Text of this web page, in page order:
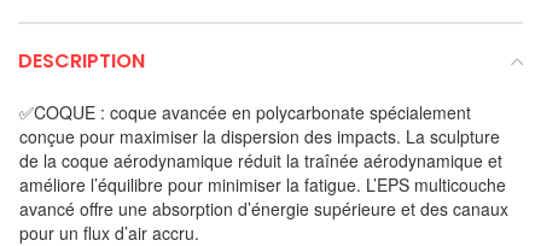
DESCRIPTION
✅COQUE : coque avancée en polycarbonate spécialement
conçue pour maximiser la dispersion des impacts. La sculpture
de la coque aérodynamique réduit la traînée aérodynamique et
améliore l’équilibre pour minimiser la fatigue. L’EPS multicouche
avancé offre une absorption d’énergie supérieure et des canaux
pour un flux d’air accru.